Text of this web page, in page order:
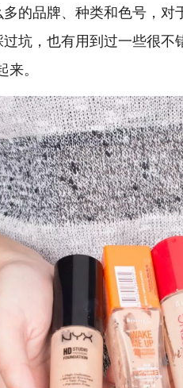
的品牌、种类和色号，
坑，也有用到过一些很
。